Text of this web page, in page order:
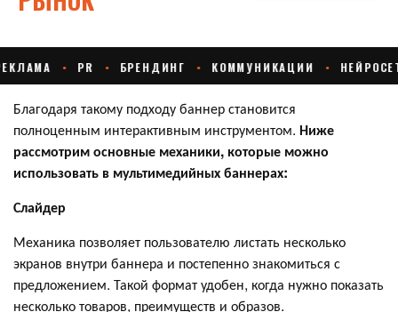
Благодаря такому подходу баннер становится
полноценным интерактивным инструментом. Ниже
рассмотрим основные механики, которые можно
использовать в мультимедийных баннерах:
Слайдер
Механика позволяет пользователю листать несколько
экранов внутри баннера и постепенно знакомиться с
предложением. Такой формат удобен, когда нужно показать
несколько товаров, преимуществ и образов.